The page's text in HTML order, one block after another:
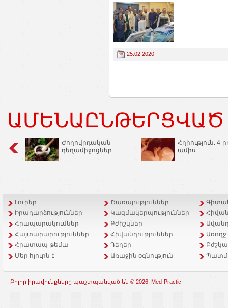
25.02.2020
Ժողովրդական
դեղամիջոցներ
Հղիություն. 4-
ամիս
Լուրեր Ծառայություններ
Իրադարձություններ
Կազմակերպություններ
Հրապարակումներ
Բժիշկներ
Հայտարարություններ
Հիվանդություններ
Հրատապ թեմա
Դեղեր
Մեր հյուրն է
Առաջին օգնություն
Բոլոր իրավունքները պաշտպանված են © 2026, Med-Practic